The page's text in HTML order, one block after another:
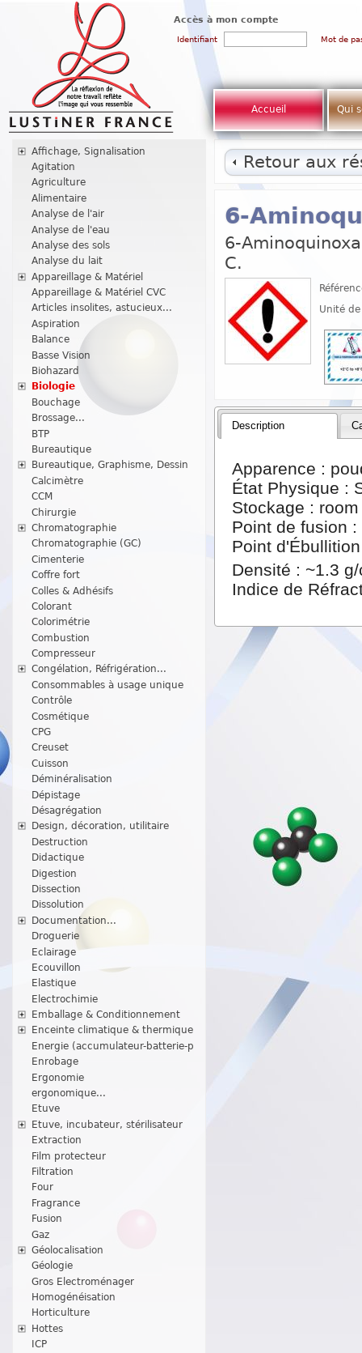
Accès à mon compte
Identifiant Mot de
Accueil Qui
Affichage, Signalisation
Agitation
Agriculture
Alimentaire
Analyse de l'air
Analyse de l'eau
Analyse des sols
Analyse du lait
Appareillage & Matériel
Appareillage & Matériel CVC
Articles insolites, astucieux...
Aspiration
Balance
Basse Vision
Biohazard
Biologie
Bouchage
Brossage...
BTP
Bureautique
Bureautique, Graphisme, Dessin
Calcimètre
CCM
Chirurgie
Chromatographie
Chromatographie (GC)
Cimenterie
Coffre fort
Colles & Adhésifs
Colorant
Colorimétrie
Combustion
Compresseur
Congélation, Réfrigération...
Consommables à usage unique
Contrôle
Cosmétique
CPG
Creuset
Cuisson
Déminéralisation
Dépistage
Désagrégation
Design, décoration, utilitaire
Destruction
Didactique
Digestion
Dissection
Dissolution
Documentation...
Droguerie
Eclairage
Ecouvillon
Elastique
Electrochimie
Emballage & Conditionnement
Enceinte climatique & thermique
Energie (accumulateur-batterie-p
Enrobage
Ergonomie
ergonomique...
Etuve
Etuve, incubateur, stérilisateur
Extraction
Film protecteur
Filtration
Four
Fragrance
Fusion
Gaz
Géolocalisation
Géologie
Gros Electroménager
Homogénéisation
Horticulture
Hottes
ICP
Retour aux
6-
6-
C.
Unité
Description
Apparence :
État Physique :
Stockage :
Point de fusion :
Point
Densité : ~1.3
Indice de